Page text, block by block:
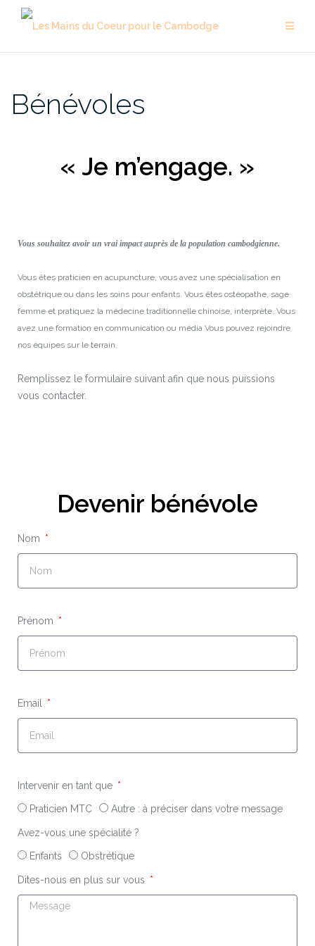
Bénévoles
« Je m’engage. »
Vous souhaitez avoir un vrai impact auprès de la population cambodgienne.
Vous êtes praticien en acupuncture, vous avez une spécialisation en
obstétrique ou dans les soins pour enfants. Vous êtes ostéopathe, sage
femme et pratiquez la médecine traditionnelle chinoise, interprète. Vous
avez une formation en communication ou média Vous pouvez rejoindre
nos équipes sur le terrain.
Remplissez le formulaire suivant afin que nous puissions
vous contacter.
Devenir bénévole
Nom
Prénom
Email
Intervenir en tant que
Praticien MTC Autre : à préciser dans votre message
Avez-vous une spécialité ?
Enfants Obstrétique
Dites-nous en plus sur vous